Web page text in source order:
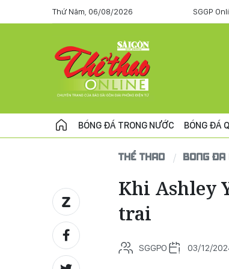
Thứ Năm, 06/08/2026 SGGP
BÓNG ĐÁ TRONG NƯỚC BÓNG ĐÁ
THỂ THAO BÓNG ĐÁ
Khi Ashley
trai
SGGPO 03/12/